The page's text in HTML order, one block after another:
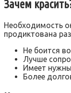
Зачем
Необходимость
продиктована
Не боится
Лучше
Имеет
Более